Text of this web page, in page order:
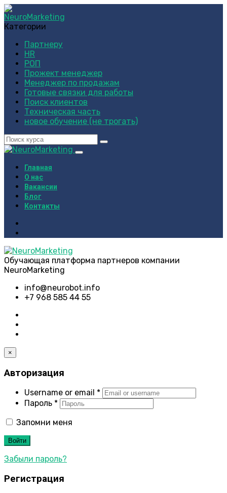
Категории
Партнеру
HR
РОП
Прожект менеджер
Менеджер по продажам
Готовые связки для работы
Поиск клиентов
Техническая часть
новое обучение (не трогать)
Главная
О нас
Вакансии
Блог
Контакты
Обучающая платформа партнеров компании
NeuroMarketing
info@neurobot.info
+7 968 585 44 55
×
Авторизация
Username or email *
Пароль *
Запомни меня
Войти
Забыли пароль?
Регистрация